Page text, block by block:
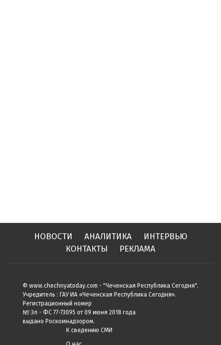
НОВОСТИ АНАЛИТИКА
ИНТЕРВЬЮ
КОНТАКТЫ
РЕКЛАМА
© www.chechnyatoday.com - "Чеченcкая Республика Сегодня".
Учредитель : ГАУ ИА «Чеченская Республика Сегодня».
Регистрационный номер
№ Эл - ФС 77-73095 от 09 июня 2018 года
выдано Роскомнадзором.
К сведению СМИ